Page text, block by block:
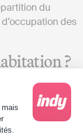
:
du
des
?
autre que
théoriques.
formulaire